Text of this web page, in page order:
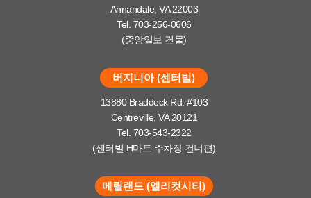
Annandale, VA 22003
Tel. 703-256-0606
(중앙일보 건물)
버지니아 (센터빌)
13880 Braddock Rd. #103
Centreville, VA 20121
Tel. 703-543-2322
(센터빌 H마트 주차장 건너편)
메릴랜드 (엘리컷시티)